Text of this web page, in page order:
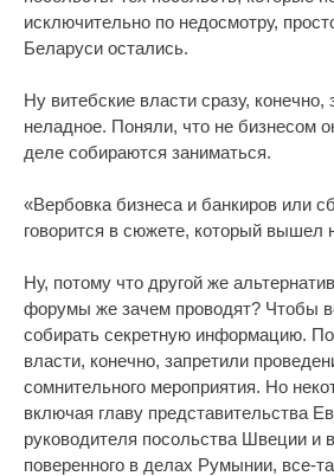
исключительно по недосмотру,
Беларуси остались.
Ну витебские власти сразу, конечно,
неладное. Поняли, что не бизнесом
деле собираются заниматься.
«Вербовка бизнеса и банкиров или
говорится в сюжете, который вышел
Ну, потому что другой же
форумы же зачем проводят? Чтобы
собирать секретную информацию.
власти, конечно, запретили
сомнительного мероприятия. Но
включая главу представительства
руководителя посольства Швеции и
поверенного в делах Румынии, все-